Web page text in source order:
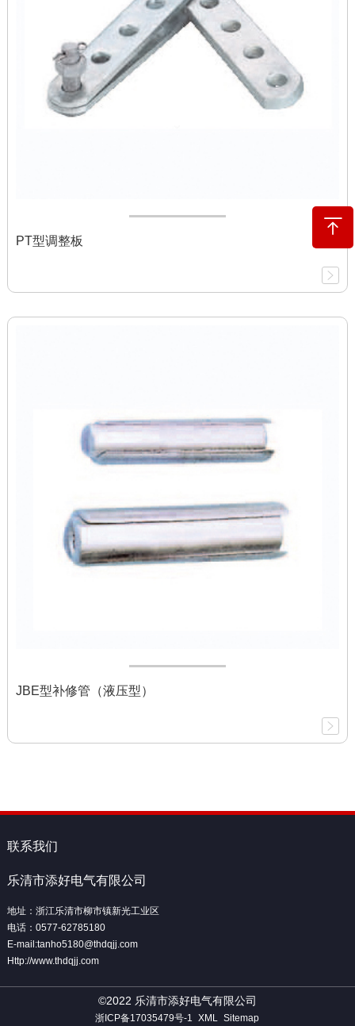
PT型调整板
JBE型补修管（液压型）
联系我们
乐清市添好电气有限公司
地址：浙江乐清市柳市镇新光工业区
电话：0577-62785180
E-mail:tanho5180@thdqjj.com
Http://www.thdqjj.com
©2022 乐清市添好电气有限公司
浙ICP备17035479号-1 XML Sitemap